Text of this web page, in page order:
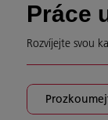
Práce
Rozvíjejte svou